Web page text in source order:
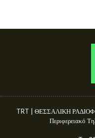
TRT | ΘΕΣΣΑΛΙΚΗ
Περιφερειακό